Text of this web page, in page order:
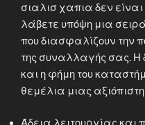
σιαλισ χαπια δεν
λάβετε υπόψη μια
που διασφαλίζουν την
της συναλλαγής σας. Η
και η φήμη του
θεμέλια μιας